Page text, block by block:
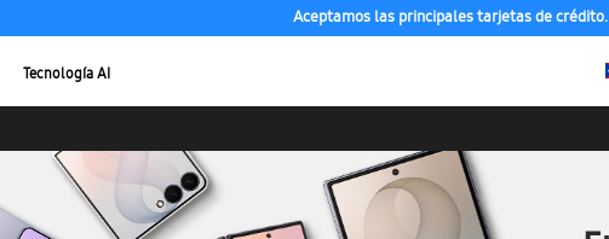
Aceptamos las principales tarjetas de crédito.
Tecnología AI